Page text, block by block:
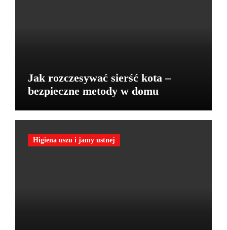
Jak rozczesywać sierść kota –
bezpieczne metody w domu
Higiena uszu i jamy ustnej